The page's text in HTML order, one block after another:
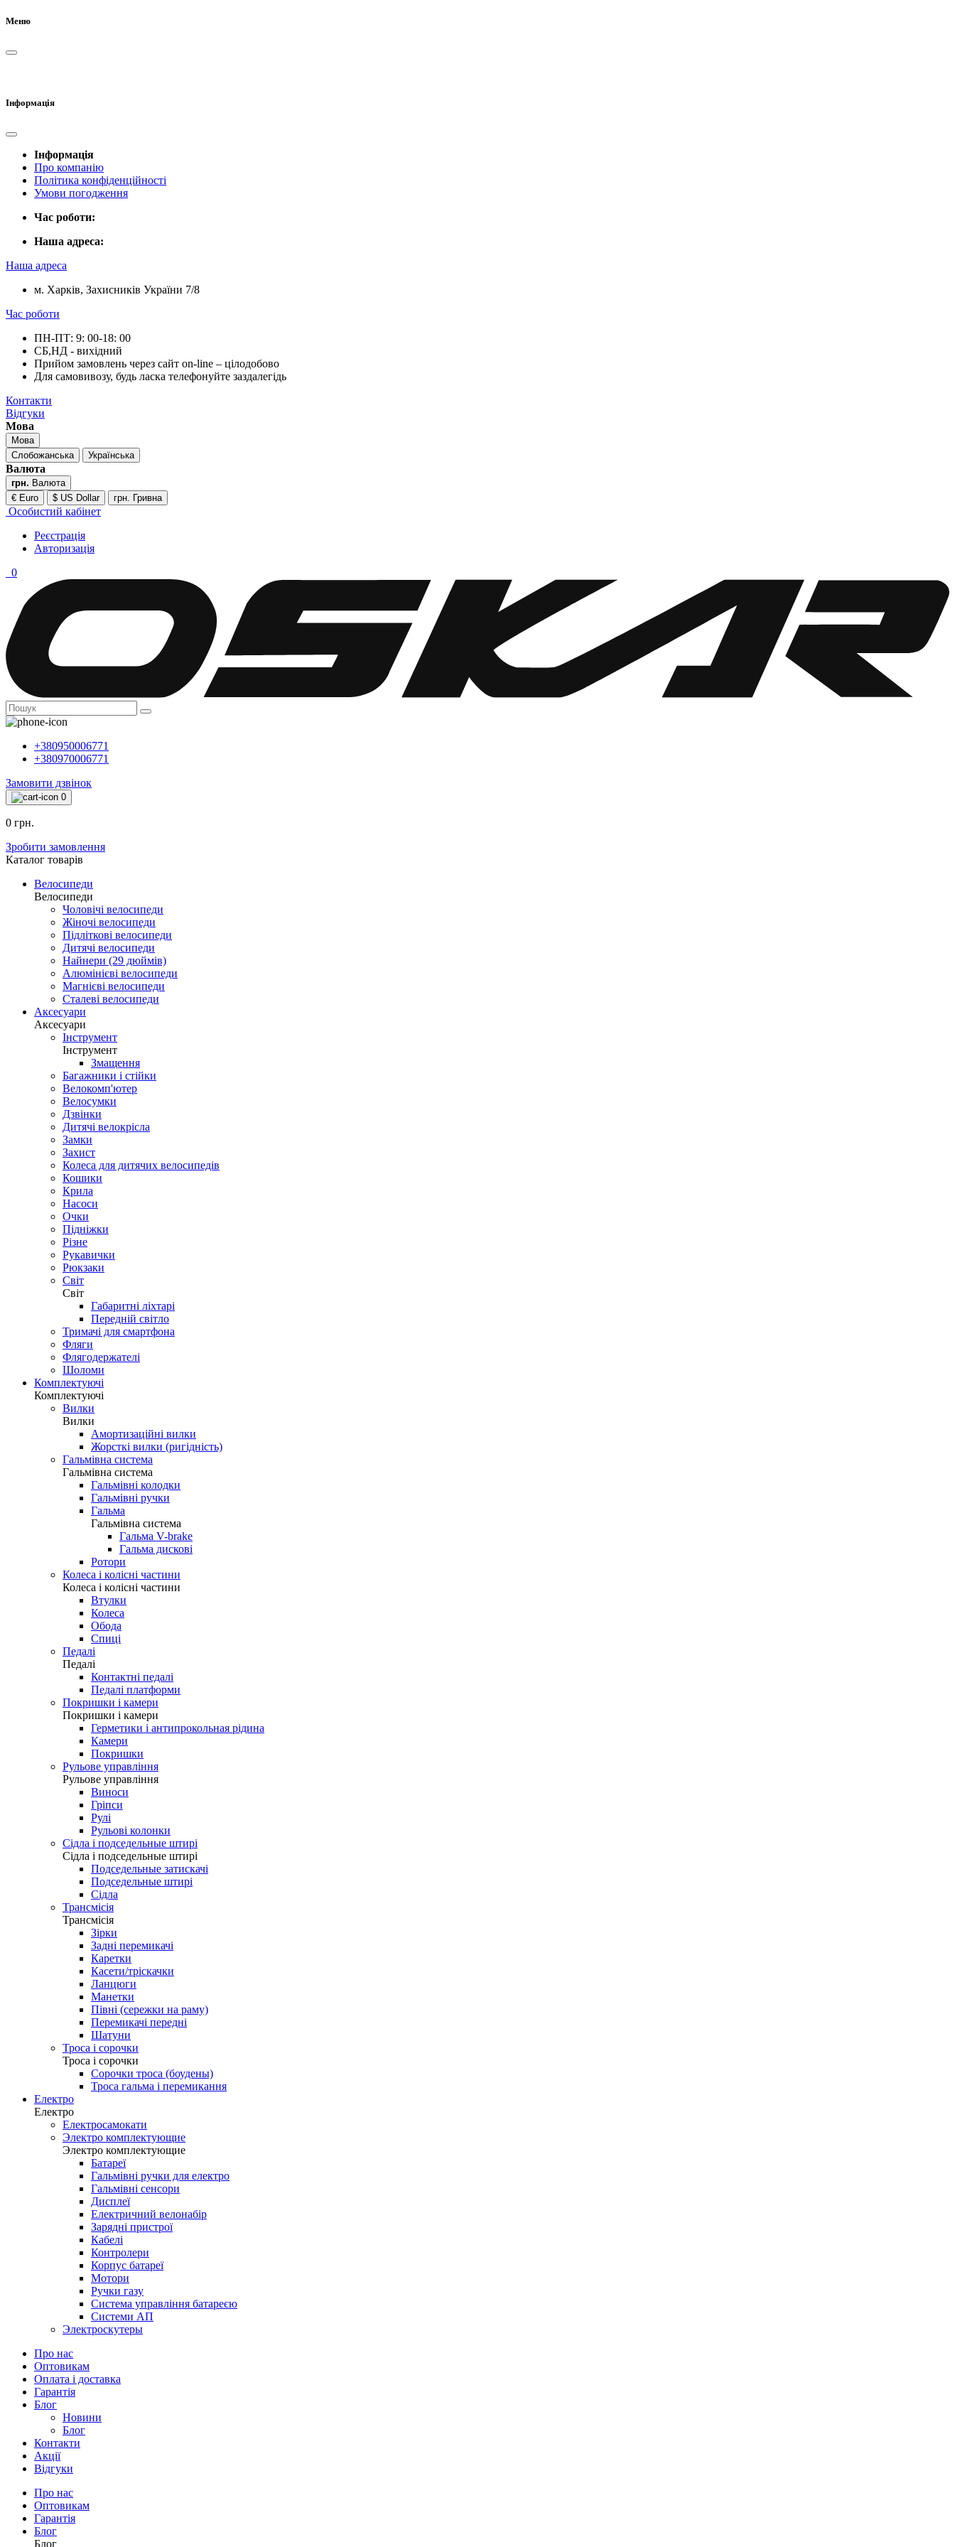
Меню
Інформація
Інформація
Про компанію
Політика конфіденційності
Умови погодження
Час роботи:
Наша адреса:
Наша адреса
м. Харків, Захисників України 7/8
Час роботи
ПН-ПТ: 9: 00-18: 00
СБ,НД - вихідний
Прийом замовлень через сайт on-line – цілодобово
Для самовивозу, будь ласка телефонуйте заздалегідь
Контакти
Відгуки
Мова
Мова
Слобожанська
Українська
Валюта
грн. Валюта
€ Euro
$ US Dollar грн. Гривна
Особистий кабінет
Реєстрація
Авторизація
0
+380950006771
+380970006771
Замовити дзвінок
0
0 грн.
Зробити замовлення
Каталог товарiв
Велосипеди
Велосипеди
Чоловічі велосипеди
Жіночі велосипеди
Підліткові велосипеди
Дитячі велосипеди
Найнери (29 дюймів)
Алюмінієві велосипеди
Магнієві велосипеди
Сталеві велосипеди
Аксесуари
Аксесуари
Інструмент
Інструмент
Змащення
Багажники і стійки
Велокомп'ютер
Велосумки
Дзвінки
Дитячі велокрісла
Замки
Захист
Колеса для дитячих велосипедів
Кошики
Крила
Насоси
Очки
Підніжки
Різне
Рукавички
Рюкзаки
Світ
Світ
Габаритні ліхтарі
Передній світло
Тримачі для смартфона
Фляги
Флягодержателі
Шоломи
Комплектуючі
Комплектуючі
Вилки
Вилки
Амортизаційні вилки
Жорсткі вилки (ригідність)
Гальмівна система
Гальмівна система
Гальмівні колодки
Гальмівні ручки
Гальма
Гальмівна система
Гальма V-brake
Гальма дискові
Ротори
Колеса і колісні частини
Колеса і колісні частини
Втулки
Колеса
Обода
Спиці
Педалі
Педалі
Контактні педалі
Педалі платформи
Покришки і камери
Покришки і камери
Герметики і антипрокольная рідина
Камери
Покришки
Рульове управління
Рульове управління
Виноси
Гріпси
Рулі
Рульові колонки
Сідла і подседельные штирі
Сідла і подседельные штирі
Подседельные затискачі
Подседельные штирі
Сідла
Трансмісія
Трансмісія
Зірки
Задні перемикачі
Каретки
Касети/тріскачки
Ланцюги
Манетки
Півні (сережки на раму)
Перемикачі передні
Шатуни
Троса і сорочки
Троса і сорочки
Сорочки троса (боудены)
Троса гальма і перемикання
Електро
Електро
Електросамокати
Электро комплектующие
Электро комплектующие
Батареї
Гальмівні ручки для електро
Гальмівні сенсори
Дисплеї
Електричний велонабір
Зарядні пристрої
Кабелі
Контролери
Корпус батареї
Мотори
Ручки газу
Система управління батареєю
Системи АП
Электроскутеры
Про нас
Оптовикам
Оплата і доставка
Гарантія
Блог
Новини
Блог
Контакти
Акції
Відгуки
Про нас
Оптовикам
Гарантія
Блог
Блог